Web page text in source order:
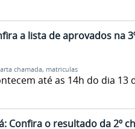
a lista de aprovados na
chamada, matriculas
até as 14h do dia 13
Confira o resultado da 2º